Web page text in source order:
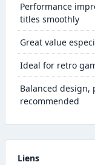
Performance
titles smoothly
Great value
Ideal for retro
Balanced design,
recommended
Liens